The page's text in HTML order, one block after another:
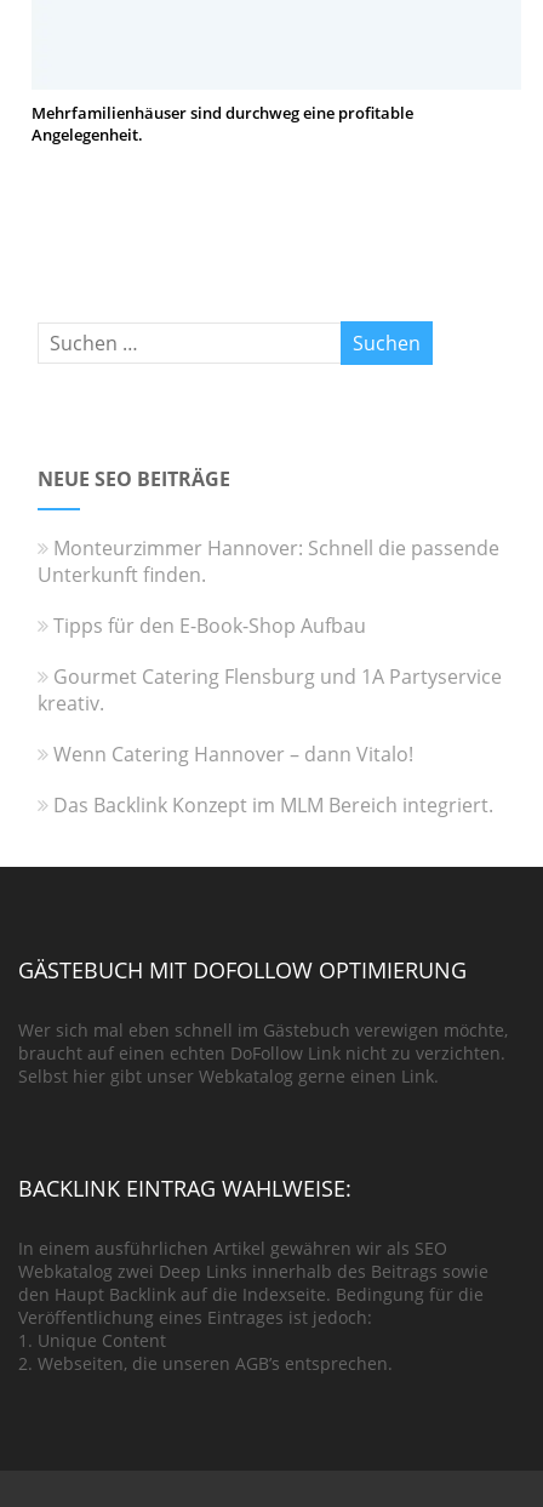
Mehrfamilienhäuser sind durchweg eine profitable
Angelegenheit.
NEUE SEO BEITRÄGE
Monteurzimmer Hannover: Schnell die passende
Unterkunft finden.
Tipps für den E-Book-Shop Aufbau
Gourmet Catering Flensburg und 1A Partyservice
kreativ.
Wenn Catering Hannover – dann Vitalo!
Das Backlink Konzept im MLM Bereich integriert.
GÄSTEBUCH MIT DOFOLLOW OPTIMIERUNG
Wer sich mal eben schnell im Gästebuch verewigen möchte,
braucht auf einen echten DoFollow Link nicht zu verzichten.
Selbst hier gibt unser Webkatalog gerne einen Link.
BACKLINK EINTRAG WAHLWEISE:
In einem ausführlichen Artikel gewähren wir als SEO
Webkatalog zwei Deep Links innerhalb des Beitrags sowie
den Haupt Backlink auf die Indexseite. Bedingung für die
Veröffentlichung eines Eintrages ist jedoch:
1. Unique Content
2. Webseiten, die unseren AGB’s entsprechen.